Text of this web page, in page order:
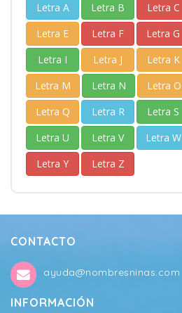
Letra A Letra B Letra C
Letra E
Letra F Letra G
Letra I
Letra J Letra K
Letra M
Letra N Letra O
Letra Q
Letra R Letra S
Letra U
Letra V Letra W
Letra Y
Letra Z
CONTACTO
ayuda@nombresninas.com
INFORMACIÓN